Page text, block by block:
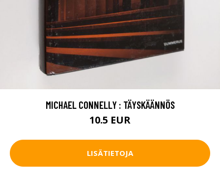
MICHAEL CONNELLY : TÄYSKÄÄNNÖS
10.5 EUR
LISÄTIETOJA